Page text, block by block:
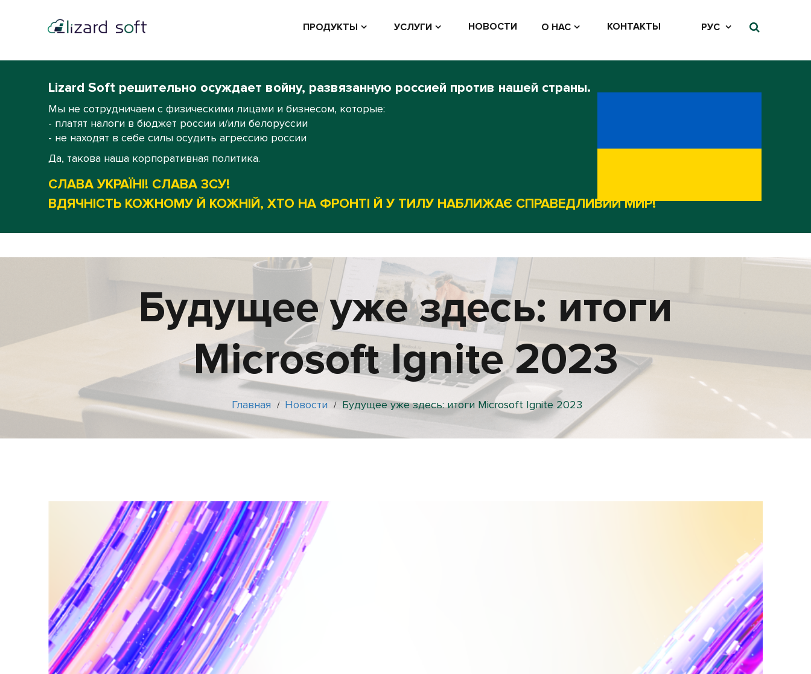
ПРОДУКТЫ УСЛУГИ НОВОСТИ О НАС КОНТАКТЫ РУС
Lizard Soft решительно осуждает войну, развязанную россией против нашей страны.
Мы не сотрудничаем с физическими лицами и бизнесом, которые:
- платят налоги в бюджет россии и/или белоруссии
- не находят в себе силы осудить агрессию россии
Да, такова наша корпоративная политика.
СЛАВА УКРАЇНІ! СЛАВА ЗСУ!
ВДЯЧНІСТЬ КОЖНОМУ Й КОЖНІЙ, ХТО НА ФРОНТІ Й У ТИЛУ НАБЛИЖАЄ СПРАВЕДЛИВИЙ МИР!
Будущее уже здесь: итоги
Microsoft Ignite 2023
Главная / Новости / Будущее уже здесь: итоги Microsoft Ignite 2023